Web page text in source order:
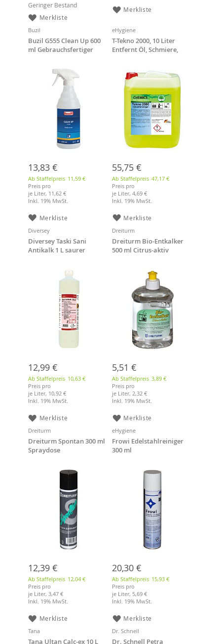
Geringer Bestand
Merkliste
Merkliste
Buzil
Buzil G555 Clean Up 600
ml Gebrauchsfertiger
niger, Fleckentferner
13,83 €
Ab Staffelpreis 11,59 €
Preis pro
je Liter, 11,62 €
Inkl. 19% MwSt.
Merkliste
eHygiene
T-Tekno 2000, 10 Liter
Entfernt Öl, Schmiere,
55,75 €
Ab Staffelpreis 47,17 €
Preis pro
je Liter,4,69 €
Inkl. 19% MwSt.
Merkliste
Diversey
Diversey Taski Sani
Antikalk 1 L saurer
12,99 €
Ab Staffelpreis 10,63 €
Preis pro
je Liter, 10,92 €
Inkl. 19% MwSt.
Merkliste
Dreiturm
Dreiturm Bio-Entkalker
500 ml Citrus-aktiv
5,51 €
Ab Staffelpreis 3,89 €
Preis pro
je Liter,2,32 €
Inkl. 19% MwSt.
Merkliste
Dreiturm
Dreiturm Spontan 300 ml
Spraydose
12,39 €
Ab Staffelpreis 12,04 €
Preis pro
je Liter, 3,47 €
Inkl. 19% MwSt.
Merkliste
eHygiene
Frowi Edelstahlreiniger
300 ml
20,30 €
Ab Staffelpreis 15,93 €
Preis pro
je Liter,5,69 €
Inkl. 19% MwSt.
Merkliste
Tana
Tana Ultan Calc-ex 10 L
Dr. Schnell
Dr. Schnell Petra